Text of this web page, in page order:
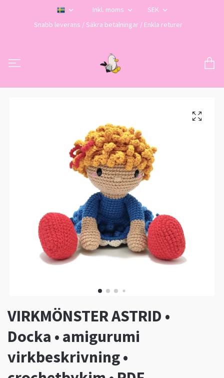
Inkl. moms
SEK
Snabb leverans / Säkra betalningar / Enkla returer
VIRKMÖNSTER ASTRID •
Docka • amigurumi
virkbeskrivning •